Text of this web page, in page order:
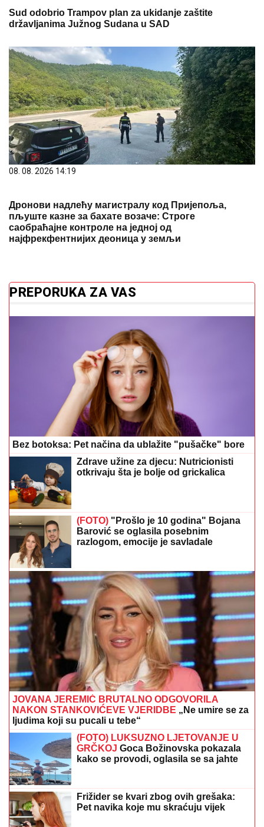
Sud odobrio Trampov plan za ukidanje zaštite
državljanima Južnog Sudana u SAD
08. 08. 2026 14:19
Дронови надлећу магистралу код Пријепоља,
пљуште казне за бахате возаче: Строге
саобраћајне контроле на једној од
најфрекфентнијих деоница у земљи
PREPORUKA ZA VAS
Bez botoksa: Pet načina da ublažite "pušačke" bore
Zdrave užine za djecu: Nutricionisti
otkrivaju šta je bolje od grickalica
(FOTO) "Prošlo je 10 godina" Bojana
Barović se oglasila posebnim
razlogom, emocije je savladale
JOVANA JEREMIĆ BRUTALNO ODGOVORILA
NAKON STANKOVIĆEVE VJERIDBE „Ne umire se za
ljudima koji su pucali u tebe“
(FOTO) LUKSUZNO LJETOVANJE U
GRČKOJ Goca Božinovska pokazala
kako se provodi, oglasila se sa jahte
Frižider se kvari zbog ovih grešaka:
Pet navika koje mu skraćuju vijek